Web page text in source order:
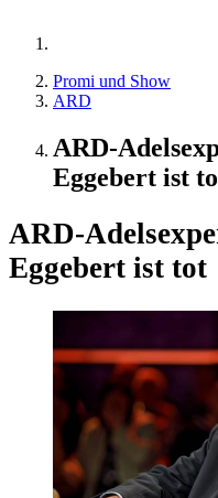
Promi und Show
ARD
ARD-
Eggebert ist
ARD-
Eggebert ist tot